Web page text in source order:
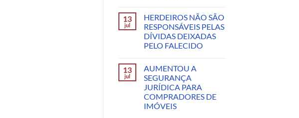
13
jul
HERDEIROS NÃO SÃO
RESPONSÁVEIS PELAS
DÍVIDAS DEIXADAS
PELO FALECIDO
13
jul
AUMENTOU A
SEGURANÇA
JURÍDICA PARA
COMPRADORES DE
IMÓVEIS